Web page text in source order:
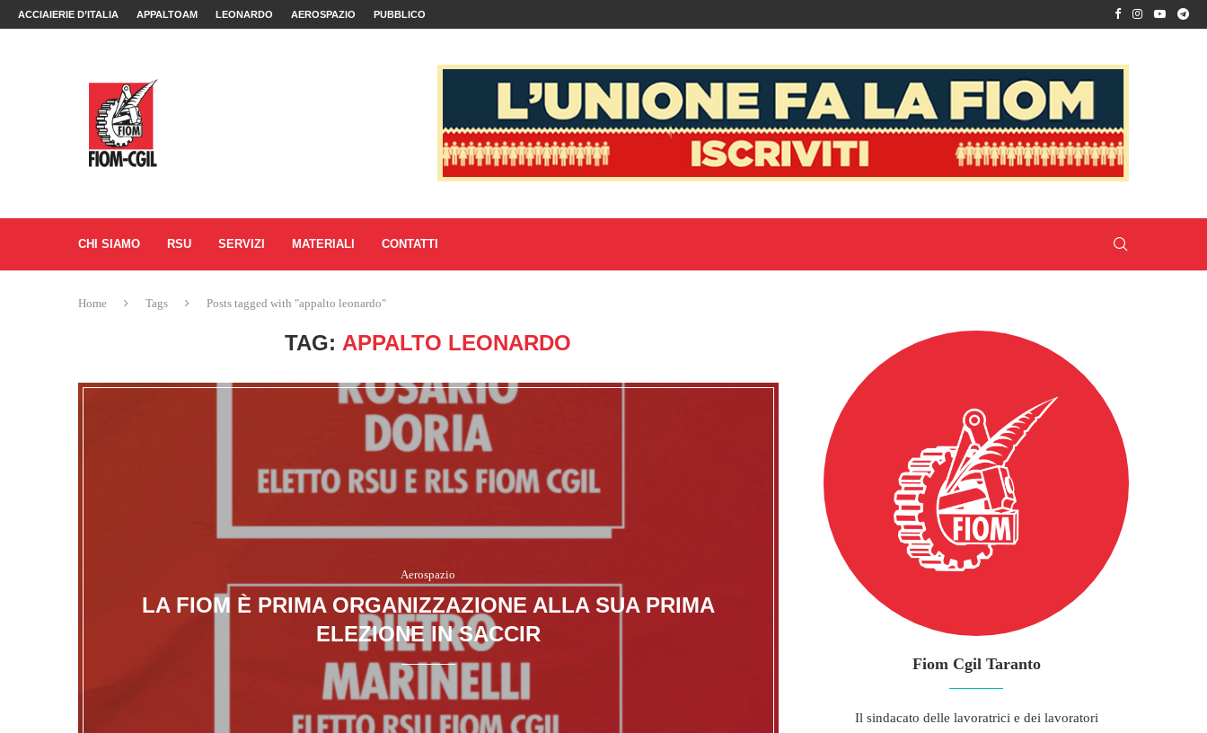
ACCIAIERIE D’ITALIA APPALTOAM LEONARDO AEROSPAZIO PUBBLICO
CHI SIAMO RSU SERVIZI MATERIALI CONTATTI
Home Tags Posts tagged with "appalto leonardo"
TAG: APPALTO LEONARDO
Aerospazio
LA FIOM È PRIMA ORGANIZZAZIONE ALLA SUA PRIMA
ELEZIONE IN SACCIR
Fiom Cgil Taranto
Il sindacato delle lavoratrici e dei lavoratori